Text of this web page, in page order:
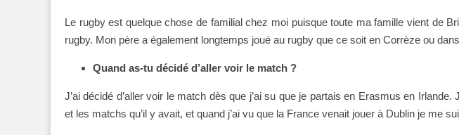
Le rugby est quelque chose de familial chez moi puisque toute ma famille vient de
rugby. Mon père a également longtemps joué au rugby que ce soit en Corrèze ou
Quand as-tu décidé d’aller voir le match ?
J’ai décidé d’aller voir le match dès que j’ai su que je partais en Erasmus en
et les matchs qu’il y avait, et quand j’ai vu que la France venait jouer à Dublin je me